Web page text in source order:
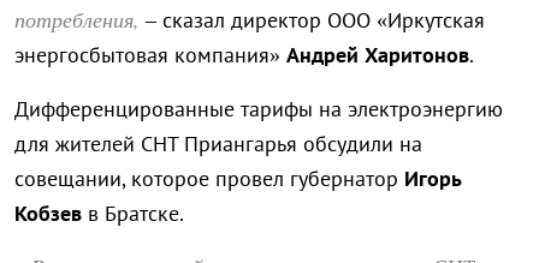
потребления,– сказал директор ООО «Иркутская
энергосбытовая компания» Андрей Харитонов.
Дифференцированные тарифы на электроэнергию
для жителей СНТ Приангарья обсудили на
совещании, которое провел губернатор Игорь
Кобзев в Братске.